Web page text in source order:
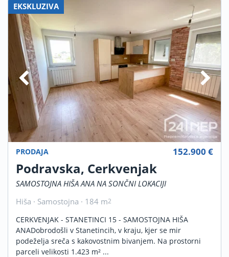
EKSKLUZIVA
PRODAJA
Podravska, Cerkvenjak
SAMOSTOJNA HIŠA ANA NA SONČNI LOKACIJI
Hiša · Samostojna · 184 m2
152.900 €
CERKVENJAK - STANETINCI 15 - SAMOSTOJNA HIŠA
ANADobrodošli v Stanetincih, v kraju, kjer se mir
podeželja sreča s kakovostnim bivanjem. Na prostorni
parceli velikosti 1.423 m² ...